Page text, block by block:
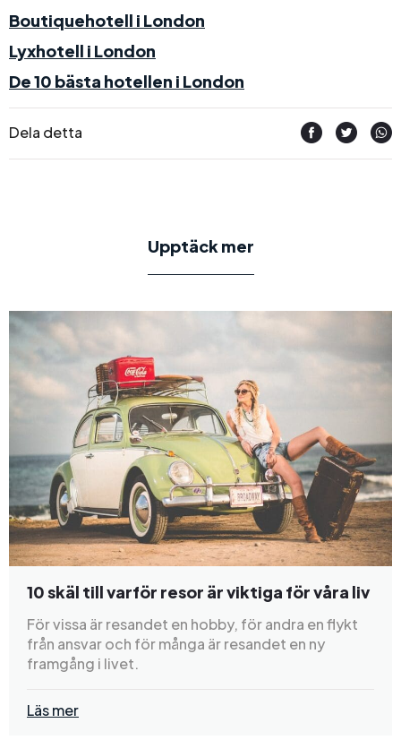
Boutiquehotell i London
Lyxhotell i London
De 10 bästa hotellen i London
Dela detta
Upptäck mer
10 skäl till varför resor är viktiga för våra liv
För vissa är resandet en hobby, för andra en flykt
från ansvar och för många är resandet en ny
framgång i livet.
Läs mer